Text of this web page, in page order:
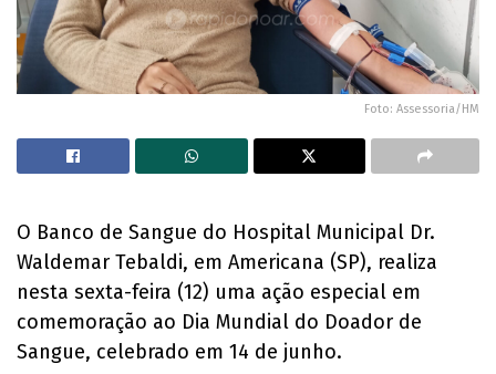
Foto: Assessoria/HM
O Banco de Sangue do Hospital Municipal Dr.
Waldemar Tebaldi, em Americana (SP), realiza
nesta sexta-feira (12) uma ação especial em
comemoração ao Dia Mundial do Doador de
Sangue, celebrado em 14 de junho.